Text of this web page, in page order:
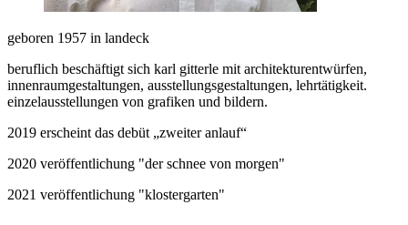
geboren 1957 in landeck
beruflich beschäftigt sich karl gitterle mit architekturentwürfen,
innenraumgestaltungen, ausstellungsgestaltungen, lehrtätigkeit.
einzelausstellungen von grafiken und bildern.
2019 erscheint das debüt „zweiter anlauf“
2020 veröffentlichung "der schnee von morgen"
2021 veröffentlichung "klostergarten"